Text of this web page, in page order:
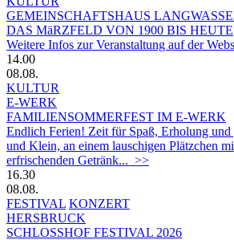
GEMEINSCHAFTSHAUS
DAS MäRZFELD VON 1900 BIS HEUTE
Weitere Infos zur Veranstaltung auf der
14.00
08.08.
KULTUR
E-WERK
FAMILIENSOMMERFEST IM E-WERK
Endlich Ferien! Zeit für Spaß, Erholung
und Klein, an einem lauschigen Plätzchen
erfrischenden Getränk... >>
16.30
08.08.
FESTIVAL KONZERT
HERSBRUCK
SCHLOSSHOF FESTIVAL 2026